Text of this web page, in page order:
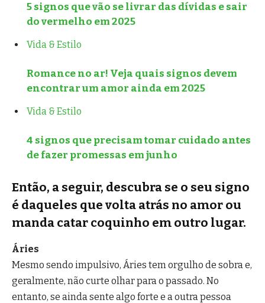
5 signos que vão se livrar das dívidas e sair
do vermelho em 2025
Vida & Estilo
Romance no ar! Veja quais signos devem
encontrar um amor ainda em 2025
Vida & Estilo
4 signos que precisam tomar cuidado antes
de fazer promessas em junho
Então, a seguir, descubra se o seu signo
é daqueles que volta atrás no amor ou
manda catar coquinho em outro lugar.
Áries
Mesmo sendo impulsivo, Áries tem orgulho de sobra e,
geralmente, não curte olhar para o passado. No
entanto, se ainda sente algo forte e a outra pessoa